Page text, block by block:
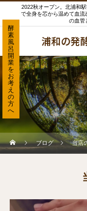
2022秋オープン。北浦和
で全身を芯から温めて血
の血管
浦和の発
ブログ 当店
酵
素
風
呂
開
業
を
お
考
え
の
方
へ